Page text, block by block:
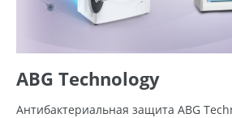
ABG Technology
Антибактериальная защита ABG